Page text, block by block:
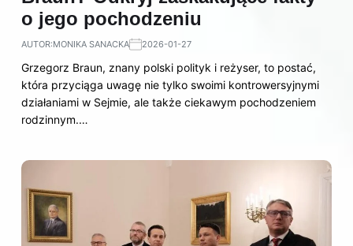
o jego pochodzeniu
AUTOR:MONIKA SANACKA 2026-01-27
Grzegorz Braun, znany polski polityk i reżyser, to postać,
która przyciąga uwagę nie tylko swoimi kontrowersyjnymi
działaniami w Sejmie, ale także ciekawym pochodzeniem
rodzinnym.…